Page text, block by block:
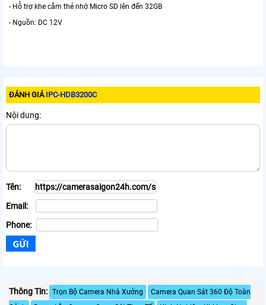
- Hỗ trợ khe cắm thẻ nhớ Micro SD lên đến 32GB
- Nguồn: DC 12V
ĐÁNH GIÁ IPC-HDB3200C
Nội dung:
Tên:
Email:
Phone:
Thông Tin: Trọn Bộ Camera Nhà Xưởng
Camera Quan Sát 360 Độ Toàn